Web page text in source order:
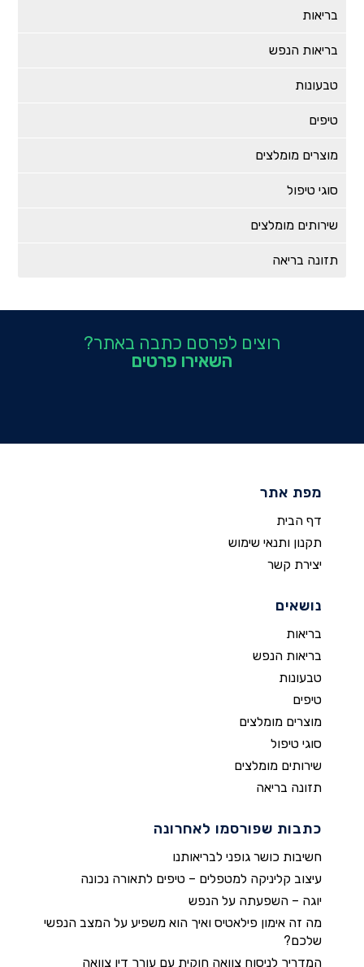
בריאות
בריאות הנפש
טבעונות
טיפים
מוצרים מומלצים
סוגי טיפול
שירותים מומלצים
תזונה בריאה
רוצים לפרסם כתבה באתר?
השאירו פרטים
מפת אתר
דף הבית
תקנון ותנאי שימוש
יצירת קשר
נושאים
בריאות
בריאות הנפש
טבעונות
טיפים
מוצרים מומלצים
סוגי טיפול
שירותים מומלצים
תזונה בריאה
כתבות שפורסמו לאחרונה
חשיבות כושר גופני לבריאותנו
עיצוב קליניקה למטפלים – טיפים לתאורה נכונה
יוגה – השפעתה על הנפש
מה זה אימון פילאטיס ואיך הוא משפיע על המצב הנפשי
שלכם?
המדריך לניסוח צוואה חוקית עם עורך דין צוואה